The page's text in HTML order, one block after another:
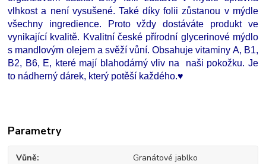
vlhkost a není vysušené. Také díky folii zůstanou v mýdle
všechny ingredience. Proto vždy dostáváte produkt ve
vynikající kvalitě. Kvalitní české přírodní glycerinové mýdlo
s mandlovým olejem a svěží vůní. Obsahuje vitaminy A, B1,
B2, B6, E, které mají blahodárný vliv na naši pokožku. Je
to nádherný dárek, který potěší každého.♥
Parametry
Vůně Granátové jablko